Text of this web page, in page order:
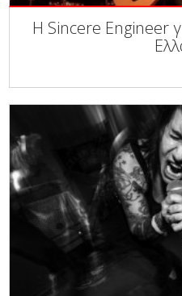
Η Sincere Engineer